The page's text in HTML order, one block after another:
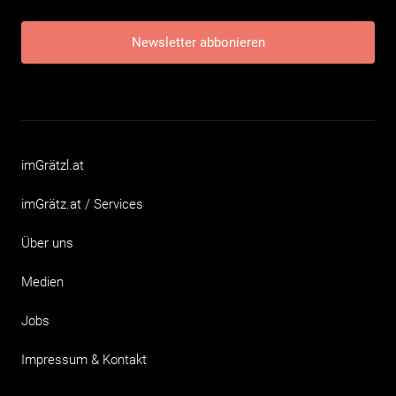
Newsletter abbonieren
imGrätzl.at
imGrätz.at / Services
Über uns
Medien
Jobs
Impressum & Kontakt